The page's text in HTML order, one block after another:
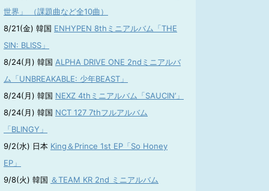
世界」 （課題曲など全10曲）
8/21(金) 韓国 ENHYPEN 8thミニアルバム「THE
SIN: BLISS」
8/24(月) 韓国 ALPHA DRIVE ONE 2ndミニアルバ
ム「UNBREAKABLE: 少年BEAST」
8/24(月) 韓国 NEXZ 4thミニアルバム「SAUCIN’」
8/24(月) 韓国 NCT 127 7thフルアルバム
「BLINGY」
9/2(水) 日本 King＆Prince 1st EP「So Honey
EP」
9/8(火) 韓国 ＆TEAM KR 2nd ミニアルバム